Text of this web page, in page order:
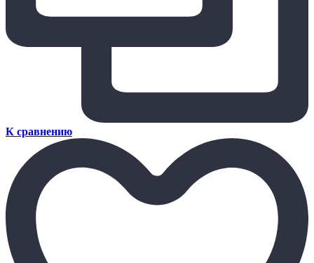
К сравнению